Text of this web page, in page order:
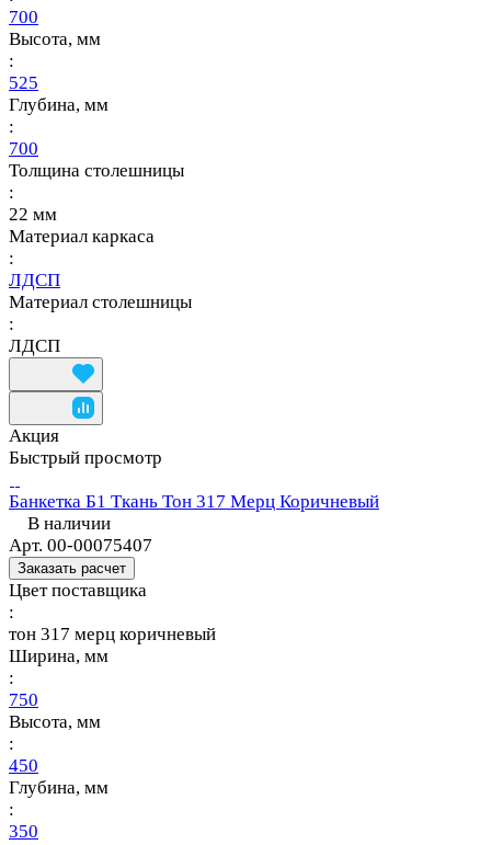
700
Высота, мм
:
525
Глубина, мм
:
700
Толщина столешницы
:
22 мм
Материал каркаса
:
ЛДСП
Материал столешницы
:
ЛДСП
Акция
Быстрый просмотр
Банкетка Б1 Ткань Тон 317 Мерц Коричневый
В наличии
Арт. 00-00075407
Заказать расчет
Цвет поставщика
:
тон 317 мерц коричневый
Ширина, мм
:
750
Высота, мм
:
450
Глубина, мм
:
350